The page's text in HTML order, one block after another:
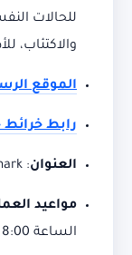
للحالات
والاكتئاب،
الموقع
رابط
العنوان:
مواعيد
الساعة 8:00 صباحًا حتى 3:00 مساءً